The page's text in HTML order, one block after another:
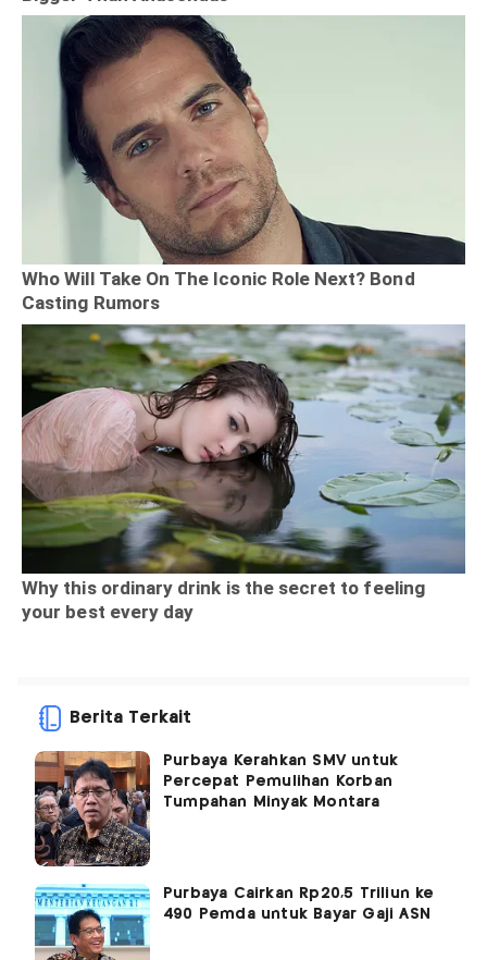
Berita Terkait
Purbaya Kerahkan SMV untuk
Percepat Pemulihan Korban
Tumpahan Minyak Montara
Purbaya Cairkan Rp20,5 Triliun ke
490 Pemda untuk Bayar Gaji ASN